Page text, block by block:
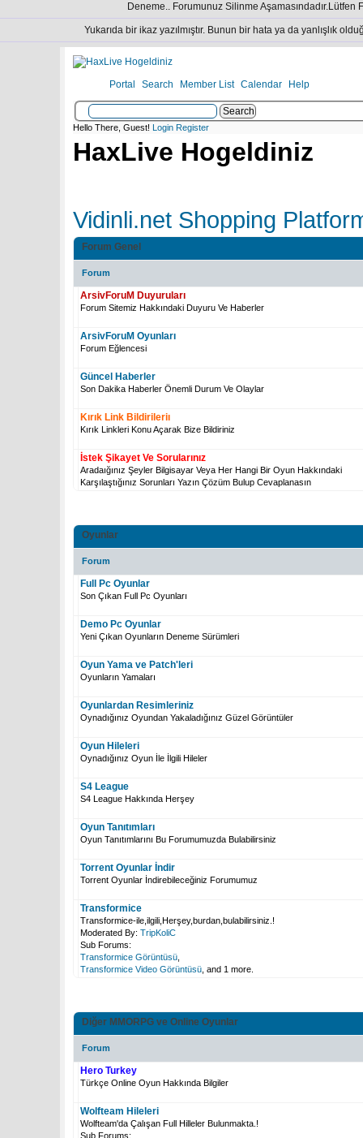
Deneme.. Forumunuz Silinme
Yukarıda bir ikaz yazılmıştır. Bunun bir hata ya da yanlışlık
Portal Search Member List Calendar Help
Hello There, Guest! Login Register
HaxLive Hogeldiniz
Vidinli.net Shopping
Forum Genel
Forum
ArsivForuM Duyuruları
Forum Sitemiz Hakkındaki Duyuru Ve Haberler
ArsivForuM Oyunları
Forum Eğlencesi
Güncel Haberler
Son Dakika Haberler Önemli Durum Ve Olaylar
Kırık Link Bildirileriı
Kırık Linkleri Konu Açarak Bize Bildiriniz
İstek Şikayet Ve Sorularınız
Aradaığınız Şeyler Bilgisayar Veya Her Hangi Bir Oyun Hakkındaki
Karşılaştığınız Sorunları Yazın Çözüm Bulup Cevaplanasın
Oyunlar
Forum
Full Pc Oyunlar
Son Çıkan Full Pc Oyunları
Demo Pc Oyunlar
Yeni Çıkan Oyunların Deneme Sürümleri
Oyun Yama ve Patch'leri
Oyunların Yamaları
Oyunlardan Resimleriniz
Oynadığınız Oyundan Yakaladığınız Güzel Görüntüler
Oyun Hileleri
Oynadığınız Oyun İle İlgili Hileler
S4 League
S4 League Hakkında Herşey
Oyun Tanıtımları
Oyun Tanıtımlarını Bu Forumumuzda Bulabilirsiniz
Torrent Oyunlar İndir
Torrent Oyunlar İndirebileceğiniz Forumumuz
Transformice
Transformice-ile,ilgili,Herşey,burdan,bulabilirsiniz.!
Moderated By: TripKoliC
Sub Forums:
Transformice Görüntüsü
Transformice Video Görüntüsü , and 1 more.
Diğer MMORPG ve Online Oyunlar
Forum
Hero Turkey
Türkçe Online Oyun Hakkında Bilgiler
Wolfteam Hileleri
Wolfteam'da Çalışan Full Hilleler Bulunmakta.!
Sub Forums: